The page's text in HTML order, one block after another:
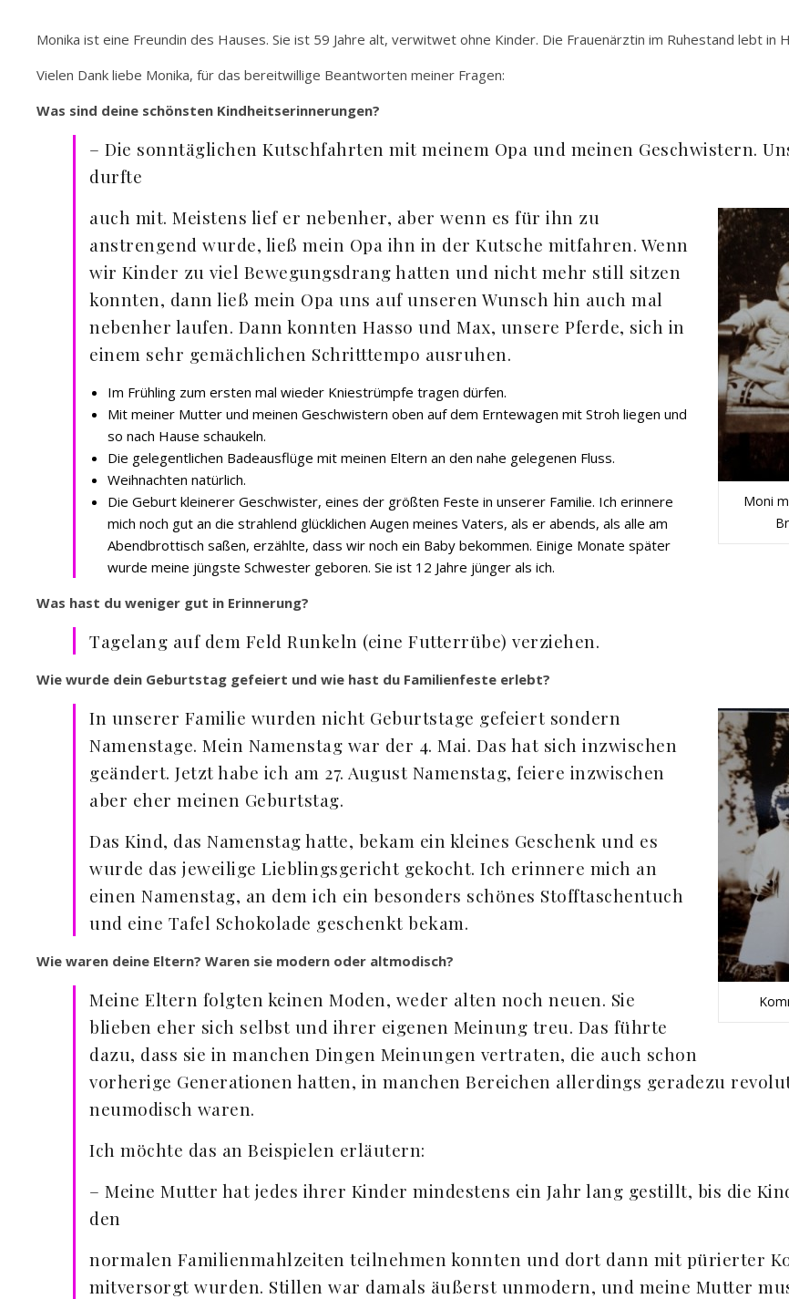
Monika ist eine Freundin des Hauses. Sie ist 59 Jahre alt, verwitwet ohne Kinder. Die Frauenärztin im Ruhestand lebt in
Vielen Dank liebe Monika, für das bereitwillige Beantworten meiner Fragen:
Was sind deine schönsten Kindheitserinnerungen?
– Die sonntäglichen Kutschfahrten mit meinem Opa und meinen Geschwistern.
durfte
Moni
auch mit. Meistens lief er nebenher, aber wenn es für ihn zu
anstrengend wurde, ließ mein Opa ihn in der Kutsche mitfahren. Wenn
wir Kinder zu viel Bewegungsdrang hatten und nicht mehr still sitzen
konnten, dann ließ mein Opa uns auf unseren Wunsch hin auch mal
nebenher laufen. Dann konnten Hasso und Max, unsere Pferde, sich in
einem sehr gemächlichen Schritttempo ausruhen.
Im Frühling zum ersten mal wieder Kniestrümpfe tragen dürfen.
Mit meiner Mutter und meinen Geschwistern oben auf dem Erntewagen mit Stroh liegen und
so nach Hause schaukeln.
Die gelegentlichen Badeausflüge mit meinen Eltern an den nahe gelegenen Fluss.
Weihnachten natürlich.
Die Geburt kleinerer Geschwister, eines der größten Feste in unserer Familie. Ich erinnere
mich noch gut an die strahlend glücklichen Augen meines Vaters, als er abends, als alle am
Abendbrottisch saßen, erzählte, dass wir noch ein Baby bekommen. Einige Monate später
wurde meine jüngste Schwester geboren. Sie ist 12 Jahre jünger als ich.
Was hast du weniger gut in Erinnerung?
Tagelang auf dem Feld Runkeln (eine Futterrübe) verziehen.
Wie wurde dein Geburtstag gefeiert und wie hast du Familienfeste erlebt?
In unserer Familie wurden nicht Geburtstage gefeiert sondern
Namenstage. Mein Namenstag war der 4. Mai. Das hat sich inzwischen
geändert. Jetzt habe ich am 27. August Namenstag, feiere inzwischen
aber eher meinen Geburtstag.
Das Kind, das Namenstag hatte, bekam ein kleines Geschenk und es
wurde das jeweilige Lieblingsgericht gekocht. Ich erinnere mich an
einen Namenstag, an dem ich ein besonders schönes Stofftaschentuch
und eine Tafel Schokolade geschenkt bekam.
Wie waren deine Eltern? Waren sie modern oder altmodisch?
Meine Eltern folgten keinen Moden, weder alten noch neuen. Sie
blieben eher sich selbst und ihrer eigenen Meinung treu. Das führte
dazu, dass sie in manchen Dingen Meinungen vertraten, die auch schon
vorherige Generationen hatten, in manchen Bereichen allerdings geradezu
neumodisch waren.
Ich möchte das an Beispielen erläutern:
– Meine Mutter hat jedes ihrer Kinder mindestens ein Jahr lang gestillt, bis die
den
normalen Familienmahlzeiten teilnehmen konnten und dort dann mit pürierter
mitversorgt wurden. Stillen war damals äußerst unmodern, und meine Mutter